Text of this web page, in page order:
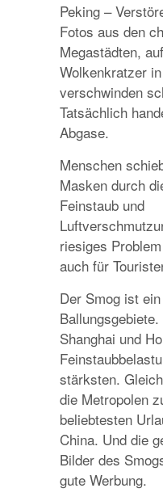
Peking –
Fotos aus den
Megastädten,
Wolkenkratzer
verschwinden
Tatsächlich
Abgase.
Menschen
Masken durch
Feinstaub und
riesiges
auch für
Der Smog ist
Shanghai und
stärksten.
die Metropolen
beliebtesten
China. Und die
Bilder des
gute Werbung.